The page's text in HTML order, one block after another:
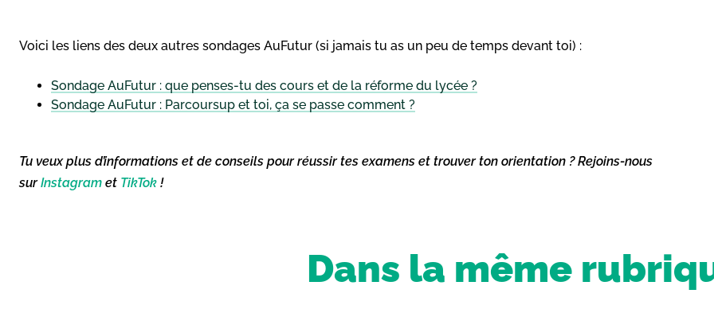
Voici les liens des deux autres sondages AuFutur (si jamais tu as un peu de temps devant toi) :
Sondage AuFutur : que penses-tu des cours et de la réforme du lycée ?
Sondage AuFutur : Parcoursup et toi, ça se passe comment ?
Tu veux plus d’informations et de conseils pour réussir tes examens et trouver ton orientation ? Rejoins-nous
surInstagram et TikTok !
Dans la même